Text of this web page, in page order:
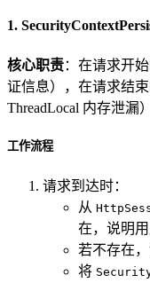
1.
核心职责：在请求开
证信息），在请求结
ThreadLocal 内存泄漏
工作流程
请求到达时：
从
在，说明用
若不存在
将